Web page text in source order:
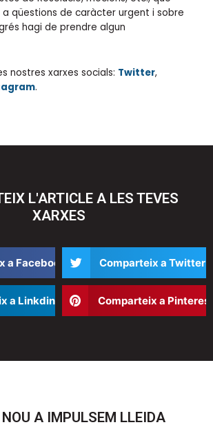
qüestions de caràcter urgent i sobre
hagi de prendre algun
nostres xarxes socials: Twitter,
.
L'ARTICLE A LES TEVES
XARXES
a Facebook
en
Comparteix a Twitter
a Linkdin
en
Comparteix a Pinterest
A IMPULSEM LLEIDA